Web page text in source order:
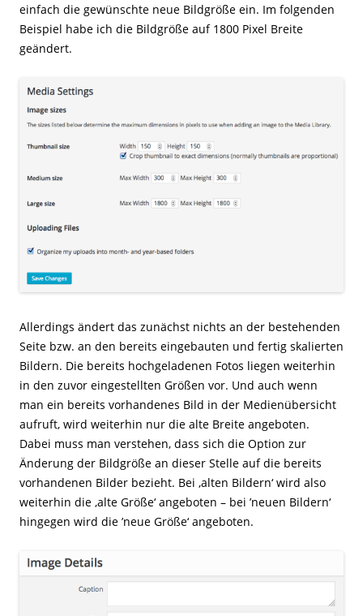
einfach die gewünschte neue Bildgröße ein. Im folgenden
Beispiel habe ich die Bildgröße auf 1800 Pixel Breite
geändert.
Allerdings ändert das zunächst nichts an der bestehenden
Seite bzw. an den bereits eingebauten und fertig skalierten
Bildern. Die bereits hochgeladenen Fotos liegen weiterhin
in den zuvor eingestellten Größen vor. Und auch wenn
man ein bereits vorhandenes Bild in der Medienübersicht
aufruft, wird weiterhin nur die alte Breite angeboten.
Dabei muss man verstehen, dass sich die Option zur
Änderung der Bildgröße an dieser Stelle auf die bereits
vorhandenen Bilder bezieht. Bei ‚alten Bildern‘ wird also
weiterhin die ‚alte Größe‘ angeboten – bei ’neuen Bildern‘
hingegen wird die ’neue Größe‘ angeboten.